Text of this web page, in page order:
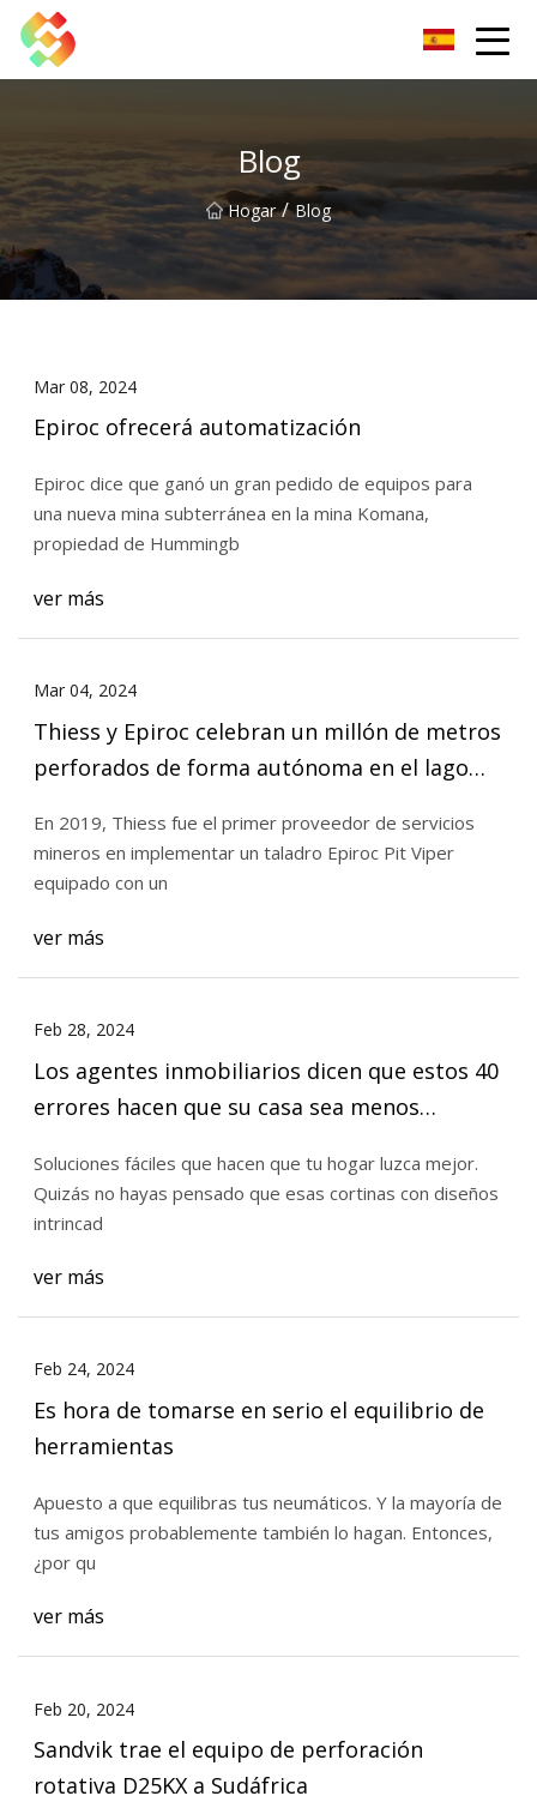
Blog
Hogar / Blog
Mar 08, 2024
Epiroc ofrecerá automatización
Epiroc dice que ganó un gran pedido de equipos para
una nueva mina subterránea en la mina Komana,
propiedad de Hummingb
ver más
Mar 04, 2024
Thiess y Epiroc celebran un millón de metros
perforados de forma autónoma en el lago
En 2019, Thiess fue el primer proveedor de servicios
mineros en implementar un taladro Epiroc Pit Viper
equipado con un
ver más
Feb 28, 2024
Los agentes inmobiliarios dicen que estos 40
errores hacen que su casa sea menos
Soluciones fáciles que hacen que tu hogar luzca mejor.
Quizás no hayas pensado que esas cortinas con diseños
intrincad
ver más
Feb 24, 2024
Es hora de tomarse en serio el equilibrio de
herramientas
Apuesto a que equilibras tus neumáticos. Y la mayoría de
tus amigos probablemente también lo hagan. Entonces,
¿por qu
ver más
Feb 20, 2024
Sandvik trae el equipo de perforación
rotativa D25KX a Sudáfrica